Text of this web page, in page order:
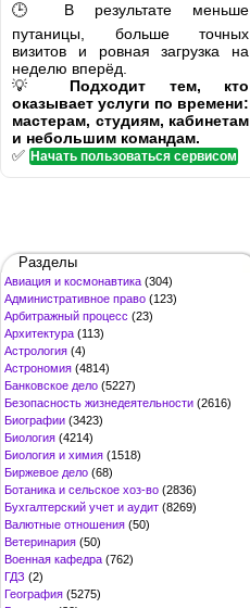
🕒 В результате меньше
путаницы, больше точных
визитов и ровная загрузка на
неделю вперёд.
💡 Подходит тем, кто
оказывает услуги по времени:
мастерам, студиям, кабинетам
и небольшим командам.
✅ Начать пользоваться сервисом
Разделы
Авиация и космонавтика (304)
Административное право (123)
Арбитражный процесс (23)
Архитектура (113)
Астрология (4)
Астрономия (4814)
Банковское дело (5227)
Безопасность жизнедеятельности (2616)
Биографии (3423)
Биология (4214)
Биология и химия (1518)
Биржевое дело (68)
Ботаника и сельское хоз-во (2836)
Бухгалтерский учет и аудит (8269)
Валютные отношения (50)
Ветеринария (50)
Военная кафедра (762)
ГДЗ (2)
География (5275)